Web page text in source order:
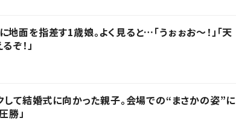
面を指差す1歳娘。よく見ると…「うぉぉお～！」「天
ぞ！」
して結婚式に向かった親子。会場での“まさかの姿”に
勝」